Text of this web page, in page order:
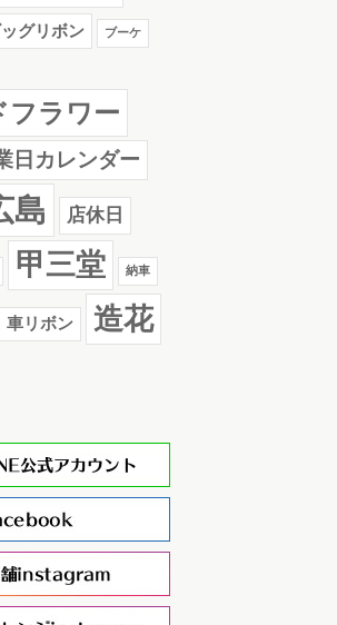
ッグリボン ブーケ
フラワー
日カレンダー
島 店休日
甲三堂 納車
車リボン 造花